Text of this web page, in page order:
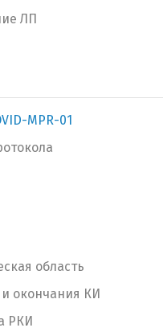
ЛП
MPR-01
область
окончания КИ
РКИ